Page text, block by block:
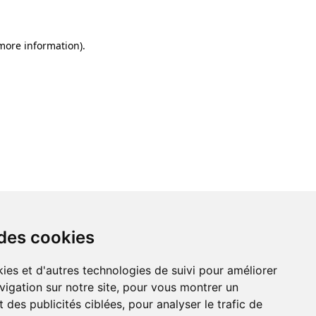
cookies
et d'autres technologies de suivi pour améliorer
sur notre site, pour vous montrer un
des publicités ciblées, pour analyser le trafic de
information).